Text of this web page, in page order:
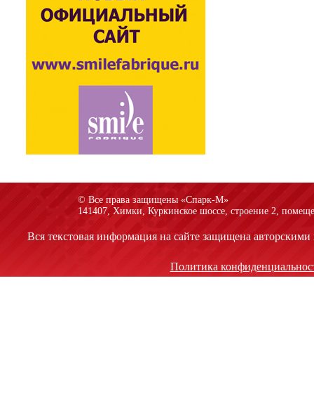
© Все права защищены «Спарк-M»
141407, Химки, Куркинское шоссе, строение 2,
Вся текстовая информация на сайте защищена
Политика